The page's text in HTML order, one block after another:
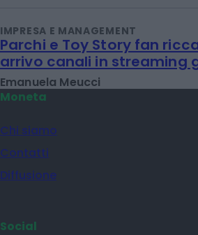
IMPRESA E MANAGEMENT
Parchi e Toy Story fan
arrivo canali in streaming
Emanuela Meucci
Moneta
Chi siamo
Contatti
Diffusione
Social